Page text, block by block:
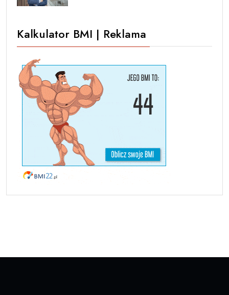
Kalkulator BMI | Reklama